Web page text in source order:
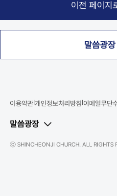
말씀광
이용약관개인정보처리방침 이메일무단
말씀광장
ⓒ SHINCHEONJI CHURCH. ALL RIGHTS